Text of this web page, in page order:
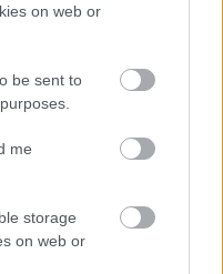
on web or
be sent to
me
storage
on web or
kurrens
tudásodat,
egyúttal a következő...